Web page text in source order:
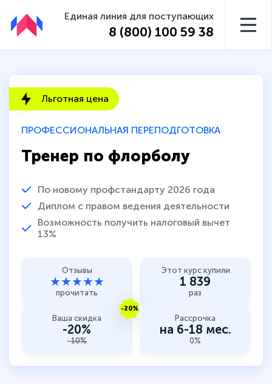
Единая линия для поступающих
8 (800) 100 59 38
ПРОФЕССИОНАЛЬНАЯ ПЕРЕПОДГОТОВКА
Тренер по флорболу
По новому профстандарту 2026 года
Диплом с правом ведения деятельности
Возможность получить налоговый вычет
13%
Льготная цена
Отзывы
★★★★★
прочитать
Этот курс купили
1 839
раз
-20%
Ваша скидка
-20%
-10%
Рассрочка
на 6-18 мес.
0%